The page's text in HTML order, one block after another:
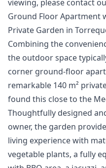
‌viewing, ‌please ‌contact
Ground Floor Apartment
Private Garden in
Combining the
the outdoor space
corner ground-floor
remarkable 140 m²
found this close to the
Thoughtfully designed
owner, the garden
living experience with
vegetable plants, a fully